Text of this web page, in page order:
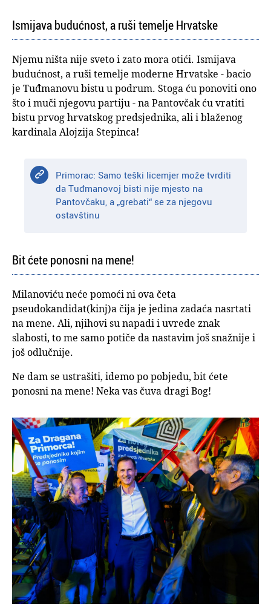
Ismijava budućnost, a ruši temelje Hrvatske
Njemu ništa nije sveto i zato mora otići. Ismijava
budućnost, a ruši temelje moderne Hrvatske - bacio
je Tuđmanovu bistu u podrum. Stoga ću ponoviti ono
što i muči njegovu partiju - na Pantovčak ću vratiti
bistu prvog hrvatskog predsjednika, ali i blaženog
kardinala Alojzija Stepinca!
Primorac: Samo teški licemjer može tvrditi
da Tuđmanovoj bisti nije mjesto na
Pantovčaku, a „grebati“ se za njegovu
ostavštinu
Bit ćete ponosni na mene!
Milanoviću neće pomoći ni ova četa
pseudokandidat(kinj)a čija je jedina zadaća nasrtati
na mene. Ali, njihovi su napadi i uvrede znak
slabosti, to me samo potiče da nastavim još snažnije i
još odlučnije.
Ne dam se ustrašiti, idemo po pobjedu, bit ćete
ponosni na mene! Neka vas čuva dragi Bog!